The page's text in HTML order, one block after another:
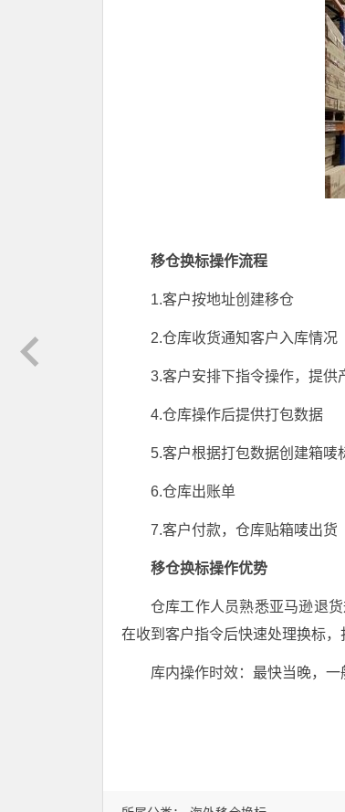
移仓换标操作流程
1.客户按地址创建移仓
2.仓库收货通知客户入库情况
3.客户安排下指令操作，提供
4.仓库操作后提供打包数据
5.客户根据打包数据创建箱唛
6.仓库出账单
7.客户付款，仓库贴箱唛出货
移仓换标操作优势
仓库工作人员熟悉亚马逊退
在收到客户指令后快速处理换标
库内操作时效：最快当晚，一